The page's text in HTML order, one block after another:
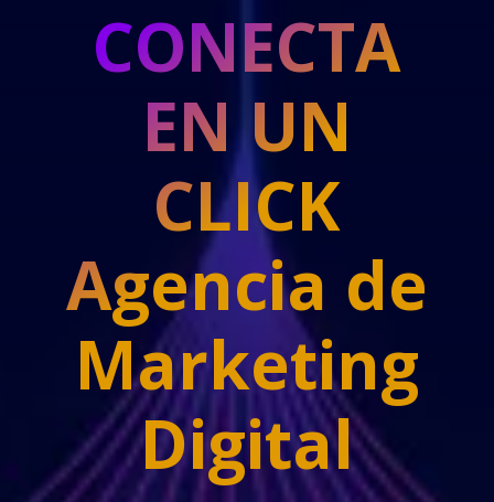
CONECTA
EN UN
CLICK
Agencia de
Marketing
Digital